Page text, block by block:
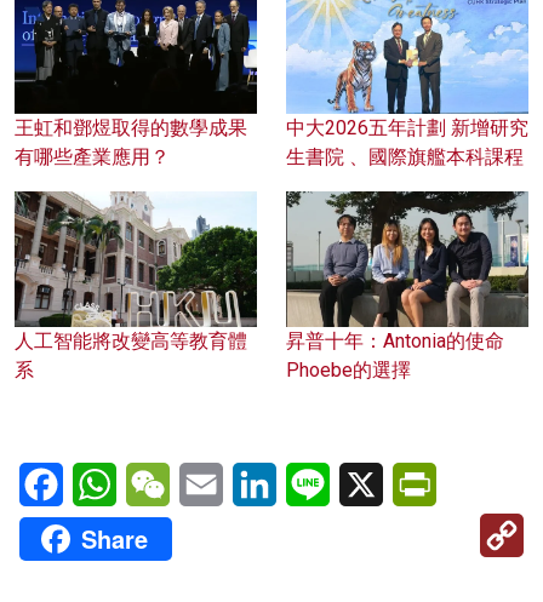
王虹和鄧煜取得的數學成果
有哪些產業應用？
中大2026五年計劃 新增研究
生書院 、國際旗艦本科課程
人工智能將改變高等教育體
系
昇普十年：Antonia的使命
Phoebe的選擇
FacebookWhatsAppWeChatEmail LinkedInLine X
Share